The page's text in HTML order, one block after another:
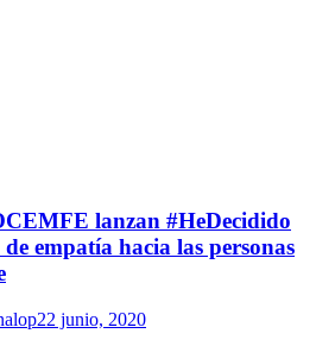
lanzan #HeDecidido
empatía hacia las personas
22 junio, 2020